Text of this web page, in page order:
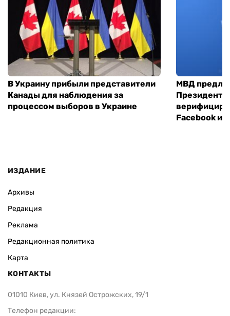
В Украину прибыли представители
Канады для наблюдения за
процессом выборов в Украине
МВД
Facebook и
ИЗДАНИЕ
Архивы
Редакция
Реклама
Редакционная политика
Карта
КОНТАКТЫ
01010 Киев, ул. Князей Острожских, 19/1
Телефон редакции: